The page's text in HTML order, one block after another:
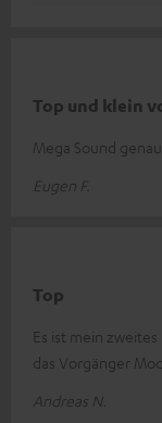
Top und klein
Mega Sound
Eugen F.
Top
Es ist mein
das Vorgänger
Andreas N.